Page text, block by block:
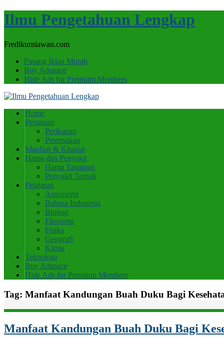
Ilmu Pengetahuan Lengkap
Fredikurniawan.com
Pasang Iklan Murah
Buy Adspace
Hide Ads for Premium Members
Home
Pertanian
Perikanan
Peternakan
Manfaat & Khasiat
Hama dan Penyakit
Hama Tanaman
Penyakit Ternak
Pelajaran
Astronomi
Bahasa Indonesia
Biologi
Ekonomi
Fisika
Geografi
Kimia
Teknologi
Buy Adspace
Hide Ads for Premium Members
Tag: Manfaat Kandungan Buah Duku Bagi
Manfaat Kandungan Buah Duku Bagi